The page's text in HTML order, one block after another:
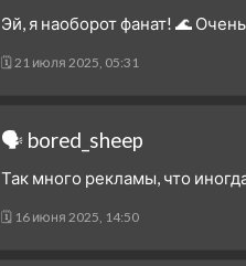
Эй, я наоборот фанат! 🌊
🗓 21 июля 2025, 05:31
🗣 bored_sheep
Так много рекламы, что
🗓 16 июня 2025, 14:50